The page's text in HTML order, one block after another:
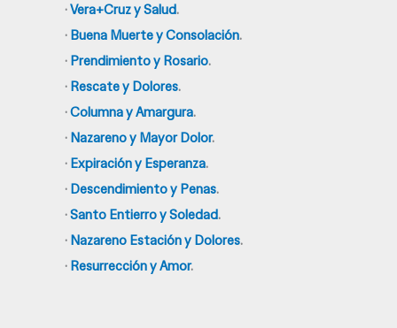
·Vera+Cruz y Salud.
· Buena Muerte y Consolación.
· Prendimiento y Rosario.
· Rescate y Dolores.
·Columna y Amargura.
· Nazareno y Mayor Dolor.
· Expiración y Esperanza.
· Descendimiento y Penas.
·Santo Entierro y Soledad.
· Nazareno Estación y Dolores.
· Resurrección y Amor.